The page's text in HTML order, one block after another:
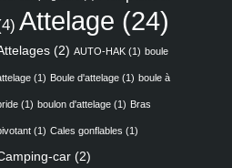
Attelage (24)
(2) AUTO-HAK (1) boule
(1) Boule d'attelage (1) boule à
(1) boulon d'attelage (1) Bras
(1) Cales gonflables (1)
car (2)